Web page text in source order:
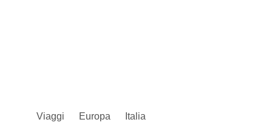
Viaggi Europa Italia